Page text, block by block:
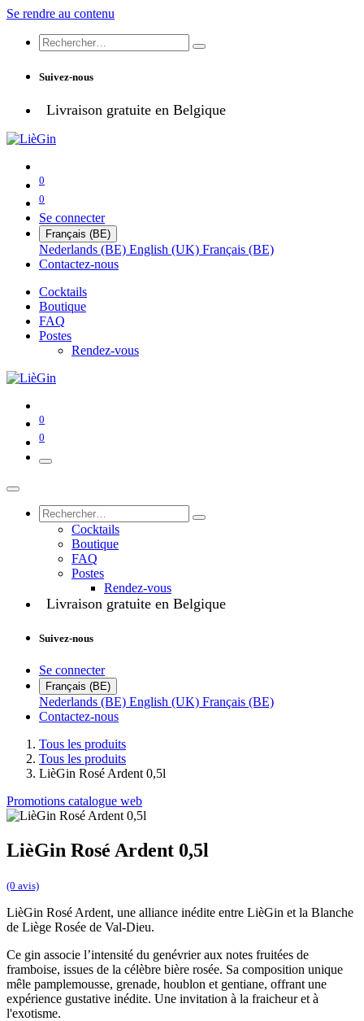
Se rendre au contenu
Suivez-nous
Livraison gratuite en Belgique
0
0
Se connecter
Français (BE)
Nederlands (BE) English (UK) Français (BE)
Contactez-nous
Cocktails
Boutique
FAQ
Postes
Rendez-vous
0
0
Cocktails
Boutique
FAQ
Postes
Rendez-vous
Livraison gratuite en Belgique
Suivez-nous
Se connecter
Français (BE)
Nederlands (BE) English (UK) Français (BE)
Contactez-nous
Tous les produits
Tous les produits
LièGin Rosé Ardent 0,5l
Promotions catalogue web
LièGin Rosé Ardent 0,5l
(0 avis)
LièGin Rosé Ardent, une alliance inédite entre LièGin et la Blanche
de Liège Rosée de Val-Dieu.
Ce gin associe l’intensité du genévrier aux notes fruitées de
framboise, issues de la célèbre bière rosée. Sa composition unique
mêle pamplemousse, grenade, houblon et gentiane, offrant une
expérience gustative inédite. Une invitation à la fraicheur et à
l'exotisme.